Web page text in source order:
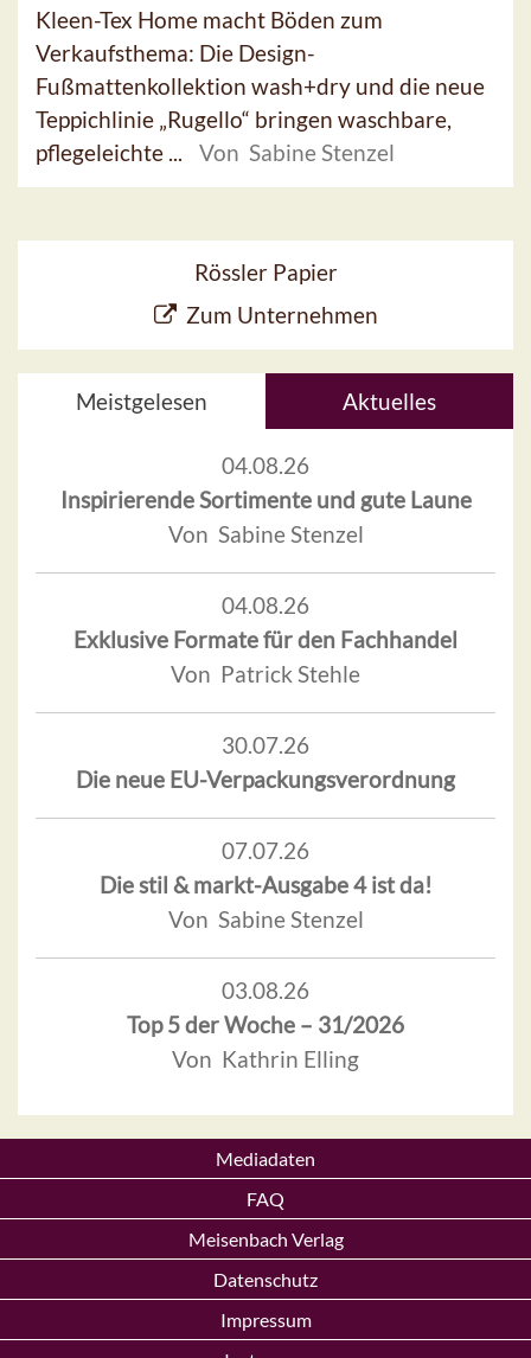
Kleen-Tex Home macht Böden zum
Verkaufsthema: Die Design-
Fußmattenkollektion wash+dry und die neue
Teppichlinie „Rugello“ bringen waschbare,
pflegeleichte ...
Von Sabine Stenzel
Rössler Papier
Zum Unternehmen
Meistgelesen Aktuelles
04.08.26
Inspirierende Sortimente und gute Laune
Von Sabine Stenzel
04.08.26
Exklusive Formate für den Fachhandel
Von Patrick Stehle
30.07.26
Die neue EU-Verpackungsverordnung
07.07.26
Die stil & markt-Ausgabe 4 ist da!
Von Sabine Stenzel
03.08.26
Top 5 der Woche – 31/2026
Von Kathrin Elling
Mediadaten
FAQ
Meisenbach Verlag
Datenschutz
Impressum